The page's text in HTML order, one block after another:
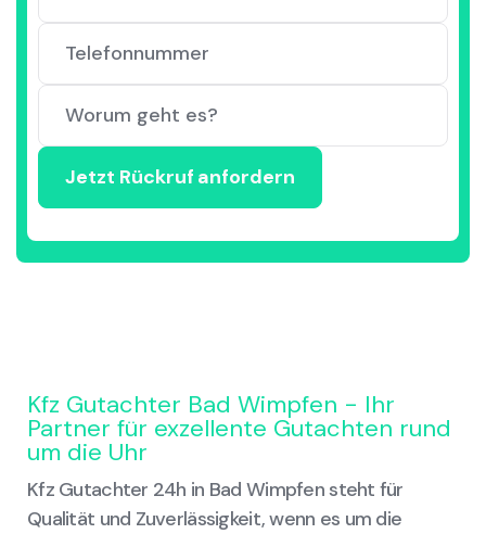
Kfz Gutachter Bad Wimpfen - Ihr
Partner für exzellente Gutachten rund
um die Uhr
Kfz Gutachter 24h in Bad Wimpfen steht für
Qualität und Zuverlässigkeit, wenn es um die